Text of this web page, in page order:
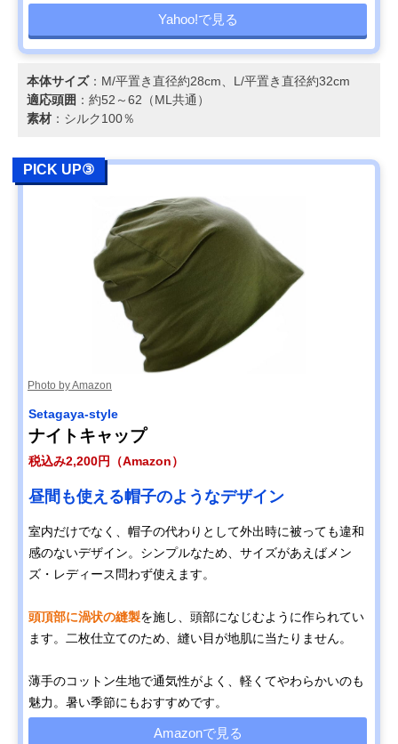
Yahoo!で見る
本体サイズ：M/平置き直径約28cm、L/平置き直径約32cm
適応頭囲 ：約52～62（ML共通）
素材 ：シルク100％
PICK UP③
Photo by Amazon
Setagaya-style
ナイトキャップ
税込み2,200円（Amazon）
昼間も使える帽子のようなデザイン
室内だけでなく、帽子の代わりとして外出時に被っても違和
感のないデザイン。シンプルなため、サイズがあえばメン
ズ・レディース問わず使えます。
頭頂部に渦状の縫製を施し、頭部になじむように作られてい
ます。二枚仕立てのため、縫い目が地肌に当たりません。
薄手のコットン生地で通気性がよく、軽くてやわらかいのも
魅力。暑い季節にもおすすめです。
Amazonで見る